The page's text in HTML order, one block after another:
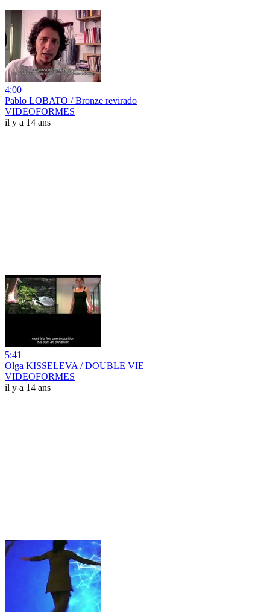
4:00
Pablo LOBATO / Bronze revirado
VIDEOFORMES
il y a 14 ans
5:41
Olga KISSELEVA / DOUBLE VIE
VIDEOFORMES
il y a 14 ans